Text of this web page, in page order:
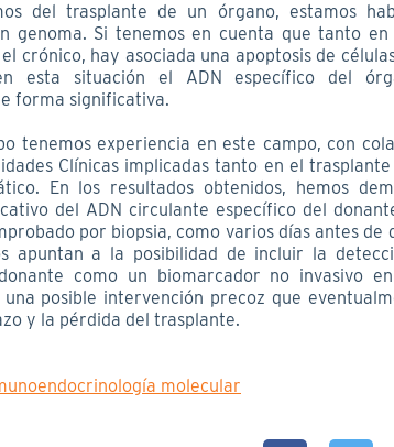
del trasplante de un órgano, estamos
genoma. Si tenemos en cuenta que tanto
crónico, hay asociada una apoptosis de
esta situación el ADN específico del
forma significativa.
tenemos experiencia en este campo, con
Clínicas implicadas tanto en el
En los resultados obtenidos, hemos
del ADN circulante específico del
por biopsia, como varios días antes de
apuntan a la posibilidad de incluir la
como un biomarcador no invasivo
posible intervención precoz que
y la pérdida del trasplante.
molecular